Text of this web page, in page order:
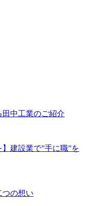
中工業のご紹介
建設業で”手に職”を
つの想い